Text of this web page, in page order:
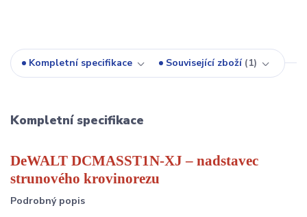
Kompletní specifikace Související zboží 1
Kompletní specifikace
DeWALT DCMASST1N-XJ – nadstavec
strunového krovinorezu
Podrobný popis